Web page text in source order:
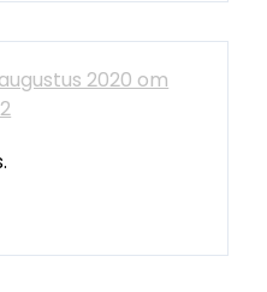
2020 om